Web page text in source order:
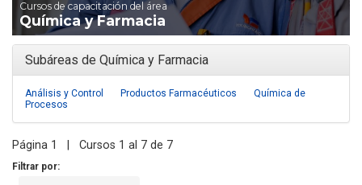
Cursos de capacitación del área
Química y Farmacia
Subáreas de Química y Farmacia
Análisis y Control Productos Farmacéuticos
Química de
Procesos
Página 1 | Cursos 1 al 7 de 7
Filtrar por: